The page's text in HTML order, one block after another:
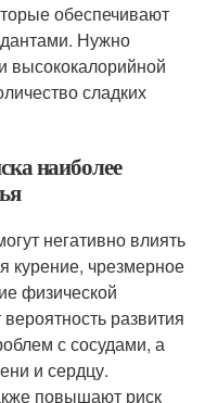
обеспечивают
Нужно
высококалорийной
сладких
наиболее
негативно влиять
курение, чрезмерное
физической
развития
с сосудами, а
и сердцу.
повышают риск